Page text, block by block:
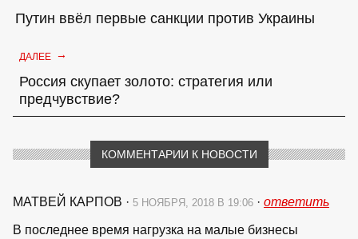
Путин ввёл первые санкции против Украины
ДАЛЕЕ →
Россия скупает золото: стратегия или
предчувствие?
КОММЕНТАРИИ К НОВОСТИ
МАТВЕЙ КАРПОВ · 5 НОЯБРЯ, 2018 В 19:06 · ответить
В последнее время нагрузка на малые бизнесы